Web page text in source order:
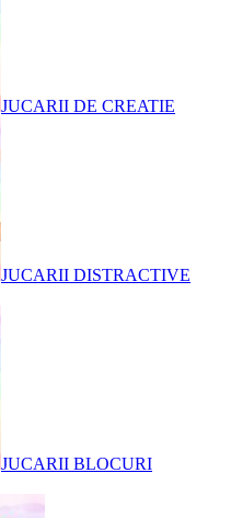
JUCARII DE CREATIE
JUCARII DISTRACTIVE
JUCARII BLOCURI